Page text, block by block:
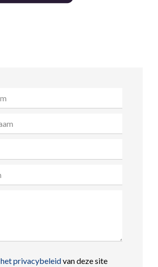
het privacybeleidvan deze site